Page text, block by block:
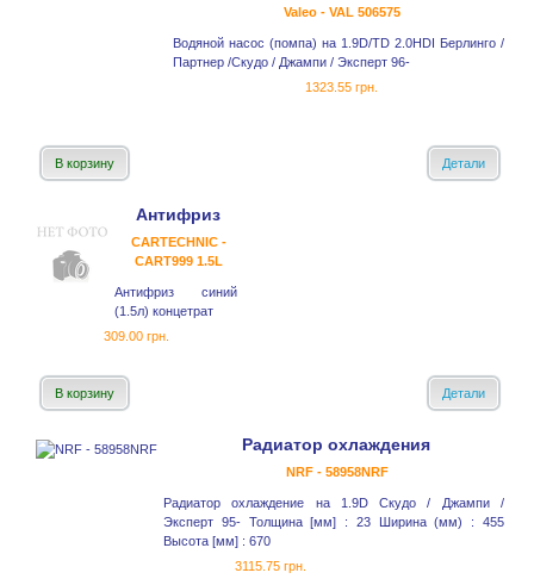
Valeo - VAL 506575
Водяной насос (помпа) на 1.9D/TD 2.0HDI Берлинго /
Партнер /Скудо / Джампи / Эксперт 96-
1323.55 грн.
В корзину Детали
Антифриз
CARTECHNIC -
CART999 1.5L
Антифриз синий
(1.5л) концетрат
309.00 грн.
В корзину Детали
Радиатор охлаждения
NRF - 58958NRF
Радиатор охлаждение на 1.9D Скудо / Джампи /
Эксперт 95- Толщина [мм] : 23 Ширина (мм) : 455
Высота [мм] : 670
3115.75 грн.